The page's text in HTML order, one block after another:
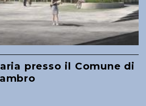
presso il Comune di